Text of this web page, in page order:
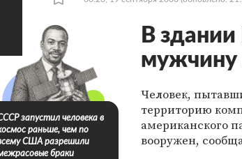
В
мужчину
Человек,
территорию
американского
вооружен,
запустил человека в
раньше, чем по
США разрешили
браки